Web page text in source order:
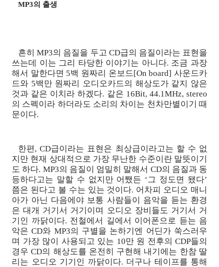
MP3의 출생
흔히 MP3의 음질을 두고 CD급의 음질이라는 표현을
쓰는데 이는 그리 타당한 이야기는 아니다. 조금 과장
해서 말한다면 5백 원짜리 온보드[On board] 사운드카
드와 5백만 원짜리 오디오카드의 해상도가 같지 않은
것과 같은 이치라 하겠다. 같은 16Bit, 44.1MHz, stereo
의 스펙이라 하더라도 소리의 차이는 천차만별이기 때
문이다.
한편, CD급이라는 표현은 최상급이라고는 할 수 없
지만 현재 상대적으로 가장 무난한 수준이란 말뜻이기
도 하다. MP3의 음질이 엄밀히 말해서 CD의 음질과 동
등하다고는 말할 수 없지만 어쨌든 ‘그 정도면 됐다’
쯤은 된다고 볼 수는 있는 것이다. 어차피 오디오 매니
아가 아닌 다음에야 보통 사람들이 음악을 듣는 환경
은 대개 거기서 거기이며 오디오 장비들도 거기서 거
기인 까닭이다. 전철에서 길에서 이어폰으로 듣는 음
악은 CD와 MP3의 구별을 논하기엔 어딘가 쑥스러우
며 가장 많이 사용되고 있는 10만 원 전후의 CDP들의
경우 CD의 해상도를 온전히 구현해 내기에는 한참 딸
리는 오디오 기기인 까닭이다. 더구나 테이프를 통해